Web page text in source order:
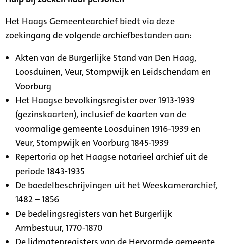
Het Haags Gemeentearchief biedt via deze
zoekingang de volgende archiefbestanden aan:
Akten van de Burgerlijke Stand van Den Haag,
Loosduinen, Veur, Stompwijk en Leidschendam en
Voorburg
Het Haagse bevolkingsregister over 1913-1939
(gezinskaarten), inclusief de kaarten van de
voormalige gemeente Loosduinen 1916-1939 en
Veur, Stompwijk en Voorburg 1845-1939
Repertoria op het Haagse notarieel archief uit de
periode 1843-1935
De boedelbeschrijvingen uit het Weeskamerarchief,
1482 – 1856
De bedelingsregisters van het Burgerlijk
Armbestuur, 1770-1870